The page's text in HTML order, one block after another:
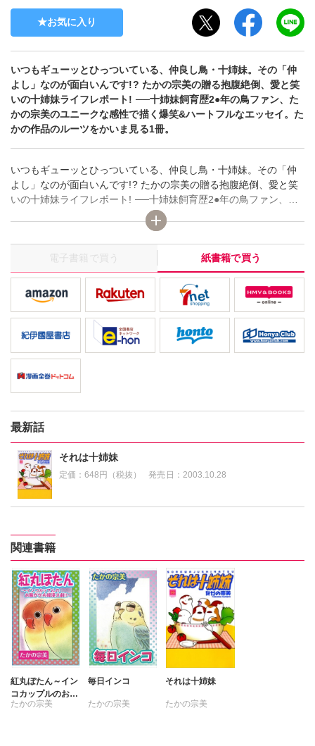
お気に入り
いつもギューッとひっついている、仲良し鳥・十姉妹。その「仲
よし」なのが面白いんです!? たかの宗美の贈る抱腹絶倒、愛と笑
いの十姉妹ライフレポート! ──十姉妹飼育歴2●年の鳥ファン、た
かの宗美のユニークな感性で描く爆笑&ハートフルなエッセイ。た
かの作品のルーツをかいま見る1冊。
いつもギューッとひっついている、仲良し鳥・十姉妹。その「仲
よし」なのが面白いんです!? たかの宗美の贈る抱腹絶倒、愛と笑
いの十姉妹ライフレポート! ──十姉妹飼育歴2●年の鳥ファン、た
かの宗美のユニークな感性で描く爆笑&ハートフルなエッセイ。た
かの作品のルーツをかいま見る1冊。
電子書籍で買う 紙書籍で買う
最新話
それは十姉妹
定価：648円（税抜） 発売日： 2003.10.28
関連書籍
紅丸ぼたん～イン
コカップルのお騒
がせ夫婦漫才劇!!
たかの宗美
毎日インコ
たかの宗美
それは十姉妹
たかの宗美